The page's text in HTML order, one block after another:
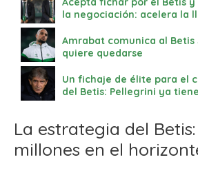
la negociación: acelera la
Amrabat comunica al
quiere quedarse
Un fichaje de élite para el
del Betis: Pellegrini ya
La estrategia del Betis:
millones en el